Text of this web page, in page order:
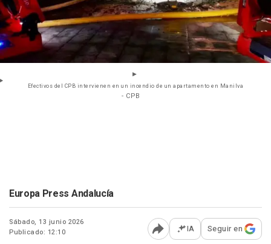
Efectivos del CPB intervienen en un incendio de un apartamento en Manilva
- CPB
Europa Press Andalucía
Sábado, 13 junio 2026
Publicado: 12:10
Abrir opciones para
IA Seguir en